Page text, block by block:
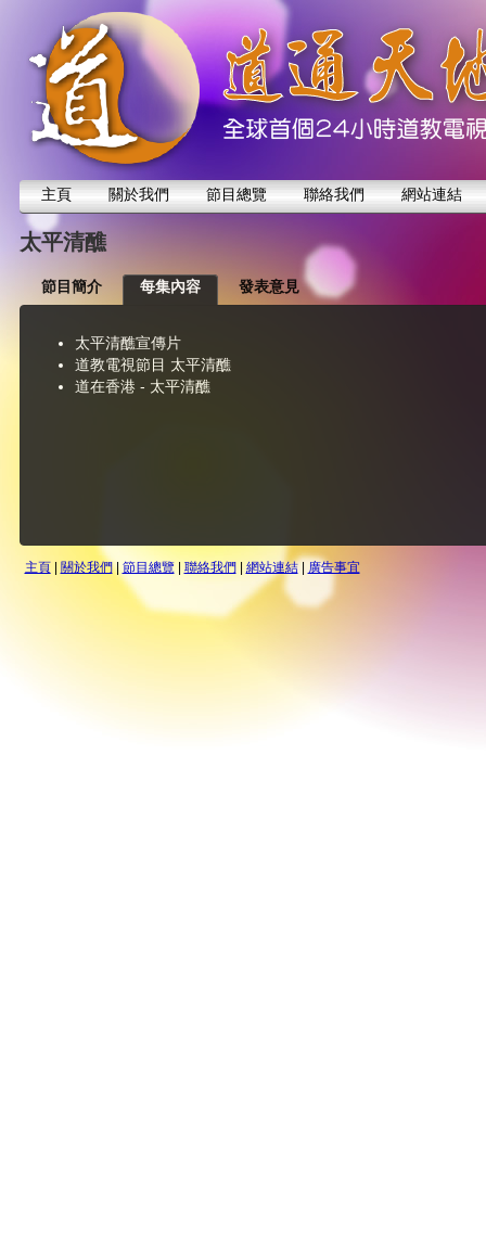
主頁 關於我們 節目總覽 聯絡我們 網站連結
太平清醮
節目簡介 每集內容 發表意見
太平清醮宣傳片
道教電視節目 太平清醮
道在香港 - 太平清醮
主頁| 關於我們| 節目總覽| 聯絡我們| 網站連結| 廣告事宜